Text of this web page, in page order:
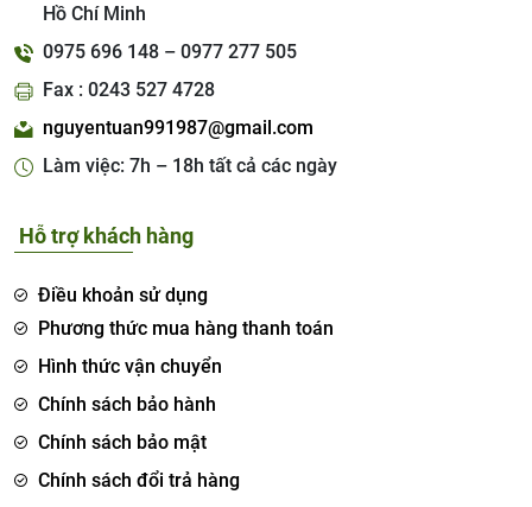
Hồ Chí Minh
0975 696 148 – 0977 277 505
Fax : 0243 527 4728
nguyentuan991987@gmail.com
Làm việc: 7h – 18h tất cả các ngày
Hỗ trợ khách hàng
Điều khoản sử dụng
Phương thức mua hàng thanh toán
Hình thức vận chuyển
Chính sách bảo hành
Chính sách bảo mật
Chính sách đổi trả hàng